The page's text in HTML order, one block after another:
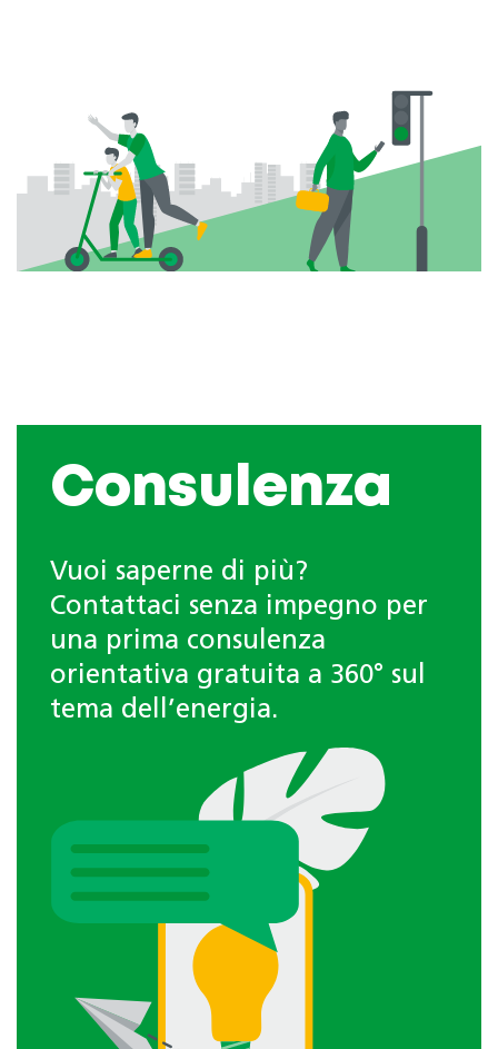
Consulenza
Vuoi saperne di più?
Contattaci senza impegno per
una prima consulenza
orientativa gratuita a 360° sul
tema dell’energia.